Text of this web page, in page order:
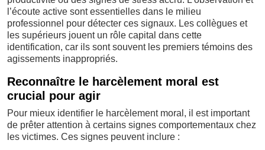
l’écoute active sont essentielles dans le milieu
professionnel pour détecter ces signaux. Les collègues et
les supérieurs jouent un rôle capital dans cette
identification, car ils sont souvent les premiers témoins des
agissements inappropriés.
Reconnaître le harcèlement moral est
crucial pour agir
Pour mieux identifier le harcèlement moral, il est important
de prêter attention à certains signes comportementaux chez
les victimes. Ces signes peuvent inclure :